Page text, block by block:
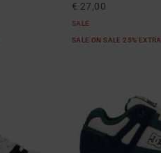
€ 27,00
SALE
SALE ON SALE 25% EXTRA